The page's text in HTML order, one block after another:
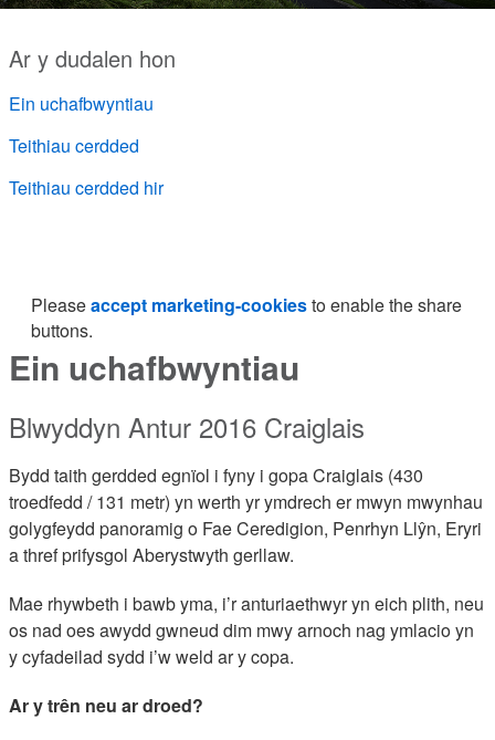
Ar y dudalen hon
Ein uchafbwyntiau
Teithiau cerdded
Teithiau cerdded hir
Pleaseaccept marketing-cookiesto enable the share
buttons.
Ein uchafbwyntiau
Blwyddyn Antur 2016 Craiglais
Bydd taith gerdded egnïol i fyny i gopa Craiglais (430
troedfedd / 131 metr) yn werth yr ymdrech er mwyn mwynhau
golygfeydd panoramig o Fae Ceredigion, Penrhyn Llŷn, Eryri
a thref prifysgol Aberystwyth gerllaw.
Mae rhywbeth i bawb yma, i’r anturiaethwyr yn eich plith, neu
os nad oes awydd gwneud dim mwy arnoch nag ymlacio yn
y cyfadeilad sydd i’w weld ar y copa.
Ar y trên neu ar droed?